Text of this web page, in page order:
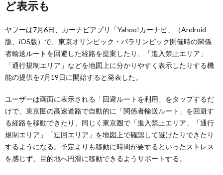
ど表示も
ヤフーは7月6日、カーナビアプリ「Yahoo!カーナビ」（Android
版、iOS版）で、東京オリンピック・パラリンピック開催時の関係
者輸送ルートを回避した経路を提案したり、「進入禁止エリア」
「通行規制エリア」などを地図上に分かりやすく表示したりする機
能の提供を7月19日に開始すると発表した。
ユーザーは画面に表示される「回避ルートを利用」をタップするだ
けで、東京圏の高速道路で自動的に「関係者輸送ルート」を回避す
る経路を移動できたり、同じく東京圏で「進入禁止エリア」「通行
規制エリア」「迂回エリア」を地図上で確認して避けたりできたり
するようになる。予定よりも移動に時間が要するといったストレス
を感じず、目的地へ円滑に移動できるようサポートする。